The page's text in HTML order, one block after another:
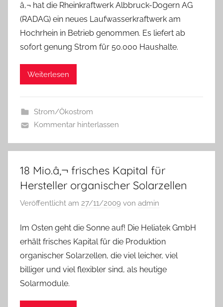
â‚¬ hat die Rheinkraftwerk Albbruck-Dogern AG
(RADAG) ein neues Laufwasserkraftwerk am
Hochrhein in Betrieb genommen. Es liefert ab
sofort genung Strom für 50.000 Haushalte.
Weiterlesen
Strom/Ökostrom
Kommentar hinterlassen
18 Mio.â‚¬ frisches Kapital für
Hersteller organischer Solarzellen
Veröffentlicht am 27/11/2009 von admin
Im Osten geht die Sonne auf! Die Heliatek GmbH
erhält frisches Kapital für die Produktion
organischer Solarzellen, die viel leicher, viel
billiger und viel flexibler sind, als heutige
Solarmodule.